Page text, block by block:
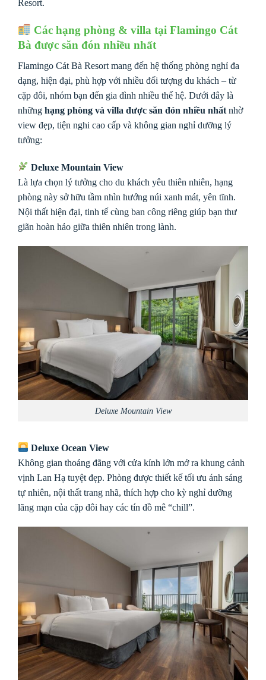
Resort.
Các hạng phòng & villa tại Flamingo Cát
Bà được săn đón nhiều nhất
Flamingo Cát Bà Resort mang đến hệ thống phòng nghỉ đa
dạng, hiện đại, phù hợp với nhiều đối tượng du khách – từ
cặp đôi, nhóm bạn đến gia đình nhiều thế hệ. Dưới đây là
những hạng phòng và villa được săn đón nhiều nhất nhờ
view đẹp, tiện nghi cao cấp và không gian nghỉ dưỡng lý
tưởng:
Deluxe Mountain View
Là lựa chọn lý tưởng cho du khách yêu thiên nhiên, hạng
phòng này sở hữu tầm nhìn hướng núi xanh mát, yên tĩnh.
Nội thất hiện đại, tinh tế cùng ban công riêng giúp bạn thư
giãn hoàn hảo giữa thiên nhiên trong lành.
Deluxe Mountain View
Deluxe Ocean View
Không gian thoáng đãng với cửa kính lớn mở ra khung cảnh
vịnh Lan Hạ tuyệt đẹp. Phòng được thiết kế tối ưu ánh sáng
tự nhiên, nội thất trang nhã, thích hợp cho kỳ nghỉ dưỡng
lãng mạn của cặp đôi hay các tín đồ mê “chill”.